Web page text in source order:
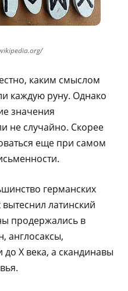
каким смыслом
каждую руну. Однако
значения
не случайно. Скорее
еще при самом
германских
латинский
продержались в
англосаксы,
X века, а скандинавы